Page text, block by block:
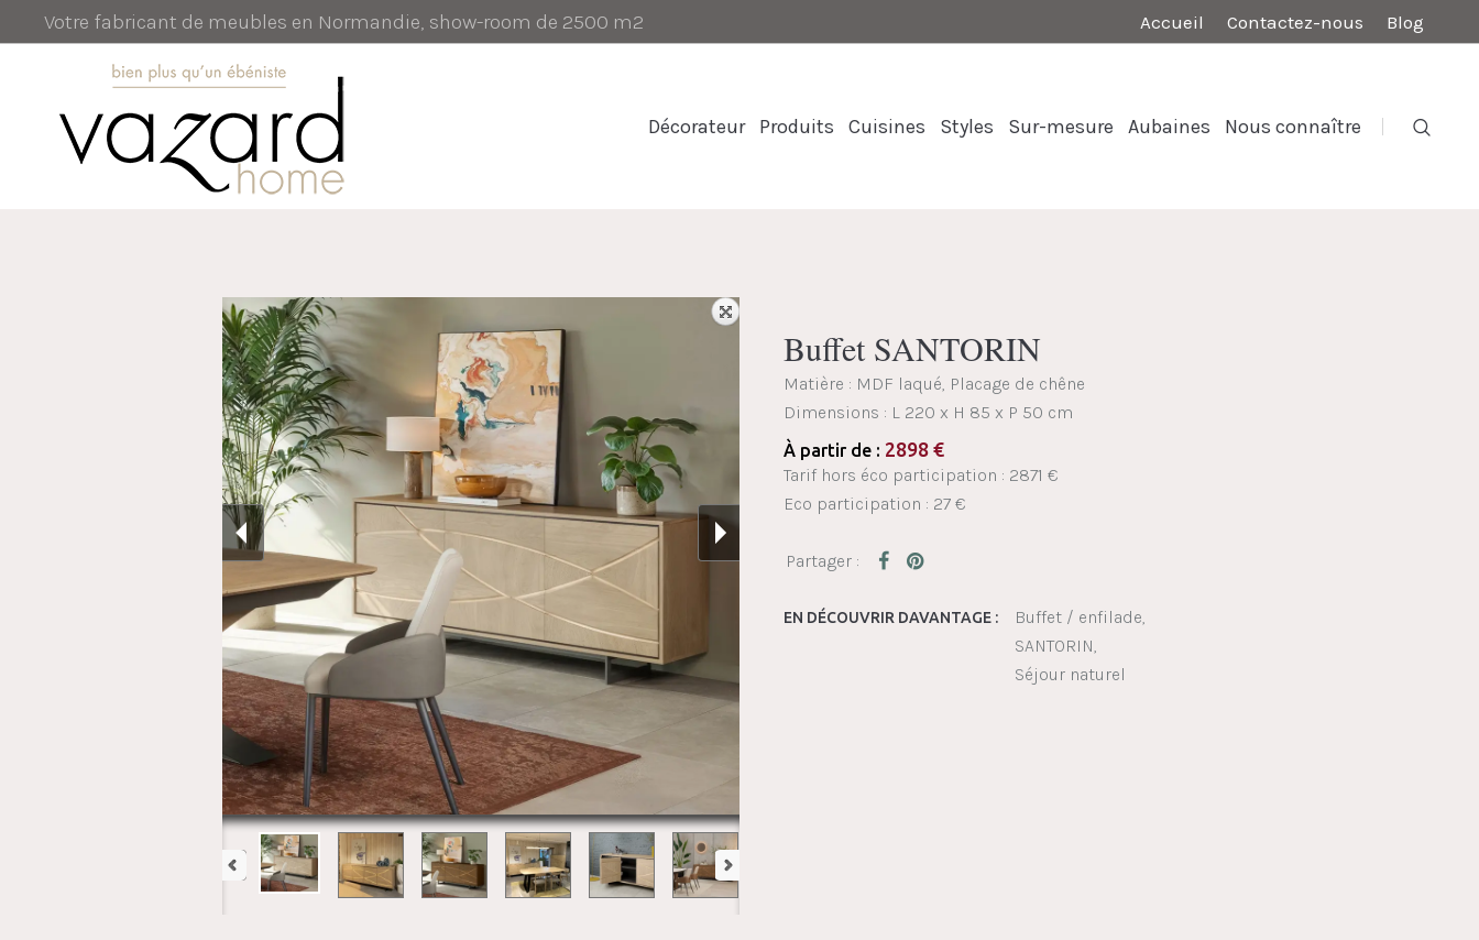
Accueil Contactez-nous Blog
Votre fabricant de meubles en Normandie, show-room de 2500 m2
Décorateur Produits Cuisines Styles Sur-mesure Aubaines Nous connaître
Buffet SANTORIN
Matière : MDF laqué, Placage de chêne
Dimensions : L 220 x H 85 x P 50 cm
À partir de : 2898 €
Tarif hors éco participation : 2871 €
Eco participation : 27 €
EN DÉCOUVRIR DAVANTAGE :
Buffet / enfilade
SANTORIN
Séjour naturel